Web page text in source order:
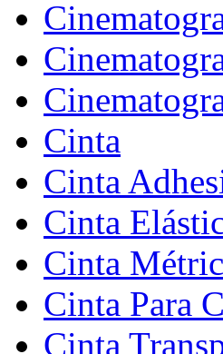
Cinta
Cinta
Cinta
Cinta
Cinta Para
Cinta